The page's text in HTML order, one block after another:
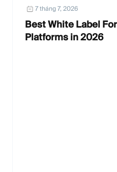
7 tháng 7, 2026
Best White Label
Platforms in 2026